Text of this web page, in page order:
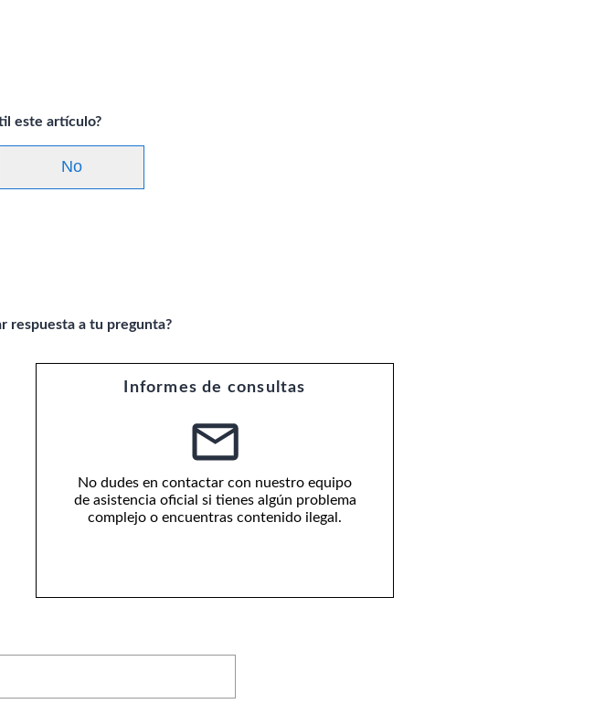
este artículo?
No
respuesta a tu pregunta?
Informes de consultas
No dudes en contactar con nuestro equipo
de asistencia oficial si tienes algún problema
complejo o encuentras contenido ilegal.